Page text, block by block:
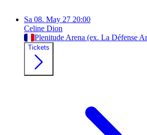
Sa 08. May 27 20:00
Celine Dion
Plenitude Arena (ex. La Défense
Tickets